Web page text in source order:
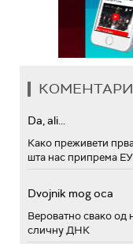
КОМЕНТАРИ
Da, ali...
Како преживети
шта нас припрема ЕУ
Dvojnik mog oca
Вероватно свако од
сличну ДНК